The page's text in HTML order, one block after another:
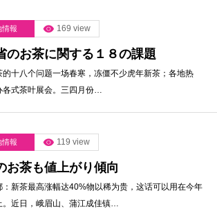
情報 169 view
のお茶に関する１８の課題
的十八个问题一场春寒，冻僵不少虎年新茶；各地热
各式茶叶展会。三四月份…
情報 119 view
お茶も値上がり傾向
：新茶最高涨幅达40%物以稀为贵，这话可以用在今年
。近日，峨眉山、蒲江成佳镇…